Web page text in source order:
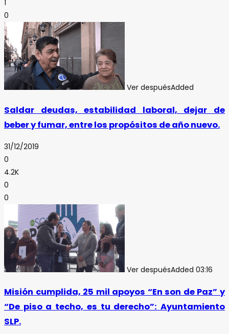
1
0
Ver despuésAdded
Saldar deudas, estabilidad laboral, dejar de
beber y fumar, entre los propósitos de año nuevo.
31/12/2019
0
4.2K
0
0
Ver despuésAdded 03:16
Misión cumplida, 25 mil apoyos “En son de Paz” y
“De piso a techo, es tu derecho”: Ayuntamiento
SLP.